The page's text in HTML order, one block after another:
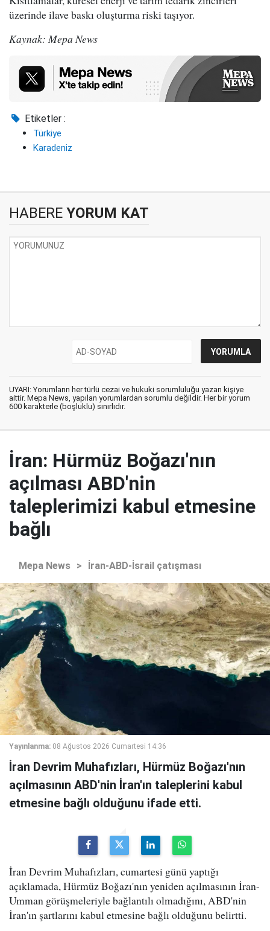
üzerinde ilave baskı oluşturma riski taşıyor.
Kaynak: Mepa News
Etiketler :
Türkiye
Karadeniz
HABERE YORUM KAT
UYARI: Yorumların her türlü cezai ve hukuki sorumluluğu yazan kişiye
aittir. Mepa News, yapılan yorumlardan sorumlu değildir. Her bir yorum
600 karakterle (boşluklu) sınırlıdır.
İran: Hürmüz Boğazı'nın
açılması ABD'nin
taleplerimizi kabul etmesine
bağlı
Mepa News > İran-ABD-İsrail çatışması
Yayınlanma: 08 Ağustos 2026 Cumartesi 14:36
İran Devrim Muhafızları, Hürmüz Boğazı'nın
açılmasının ABD'nin İran'ın taleplerini kabul
etmesine bağlı olduğunu ifade etti.
İran Devrim Muhafızları, cumartesi günü yaptığı
açıklamada, Hürmüz Boğazı'nın yeniden açılmasının İran-
Umman görüşmeleriyle bağlantılı olmadığını, ABD'nin
İran'ın şartlarını kabul etmesine bağlı olduğunu belirtti.